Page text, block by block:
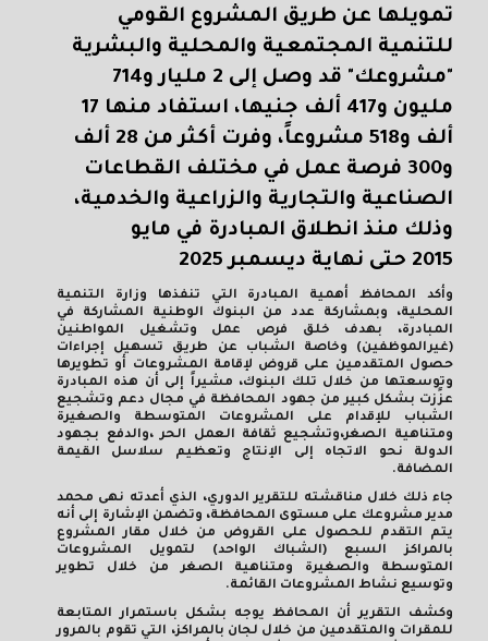
تمويلها عن طريق المشروع القومي
للتنمية المجتمعية والمحلية والبشرية
"مشروعك" قد وصل إلى 2
مليار و714
مليون و417 ألف جنيها، استفاد منها 17
ألف و518 مشروعاً، وفرت أكثر من 28 ألف
و300 فرصة عمل في مختلف القطاعات
الصناعية والتجارية والزراعية والخدمية،
وذلك منذ انطلاق المبادرة في مايو
2015 حتى نهاية ديسمبر 2025
وأكد المحافظ أهمية المبادرة التي تنفذها وزارة التنمية
المحلية، وبمشاركة عدد من البنوك الوطنية المشاركة في
المبادرة، بهدف خلق فرص عمل وتشغيل المواطنين
(غيرالموظفين) وخاصة الشباب عن طريق تسهيل إجراءات
حصول المتقدمين على قروض لإقامة المشروعات أو تطويرها
وتوسعتها من خلال تلك البنوك، مشيراً إلى أن هذه المبادرة
عزًزت بشكل كبير من جهود المحافظة في مجال دعم وتشجيع
الشباب للإقدام على المشروعات المتوسطة والصغيرة
ومتناهية الصغر،وتشجيع ثقافة العمل الحر ،والدفع بجهود
الدولة نحو الاتجاه إلى الإنتاج وتعظيم سلاسل القيمة
المضافة.
جاء ذلك خلال مناقشته للتقرير الدوري، الذي أعدته نهى محمد
مدير مشروعك على مستوى المحافظة، وتضمن الإشارة إلى أنه
يتم التقدم للحصول على القروض من خلال مقار المشروع
بالمراكز السبع (الشباك الواحد) لتمويل المشروعات
المتوسطة والصغيرة ومتناهية الصغر من خلال تطوير
وتوسيع نشاط المشروعات القائمة.
وكشف التقرير أن المحافظ يوجه بشكل باستمرار المتابعة
للمقرات والمتقدمين من خلال لجان بالمراكز، التي تقوم بالمرور